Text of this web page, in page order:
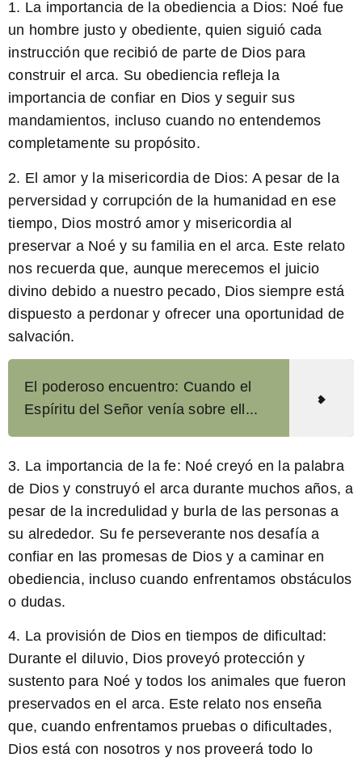
1. La importancia de la obediencia a Dios: Noé fue
un hombre justo y obediente, quien siguió cada
instrucción que recibió de parte de Dios para
construir el arca. Su obediencia refleja la
importancia de confiar en Dios y seguir sus
mandamientos, incluso cuando no entendemos
completamente su propósito.
2. El amor y la misericordia de Dios: A pesar de la
perversidad y corrupción de la humanidad en ese
tiempo, Dios mostró amor y misericordia al
preservar a Noé y su familia en el arca. Este relato
nos recuerda que, aunque merecemos el juicio
divino debido a nuestro pecado, Dios siempre está
dispuesto a perdonar y ofrecer una oportunidad de
salvación.
El poderoso encuentro: Cuando el
Espíritu del Señor venía sobre ell...
3. La importancia de la fe: Noé creyó en la palabra
de Dios y construyó el arca durante muchos años, a
pesar de la incredulidad y burla de las personas a
su alrededor. Su fe perseverante nos desafía a
confiar en las promesas de Dios y a caminar en
obediencia, incluso cuando enfrentamos obstáculos
o dudas.
4. La provisión de Dios en tiempos de dificultad:
Durante el diluvio, Dios proveyó protección y
sustento para Noé y todos los animales que fueron
preservados en el arca. Este relato nos enseña
que, cuando enfrentamos pruebas o dificultades,
Dios está con nosotros y nos proveerá todo lo